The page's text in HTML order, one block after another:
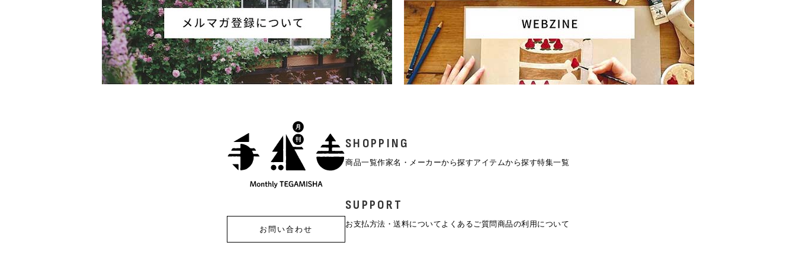
SHOPPING
商品一覧作家名・メーカーから探すアイテムから探す特集一覧
SUPPORT
お支払方法・送料について よくあるご質問商品の利用について
お問い合わせ